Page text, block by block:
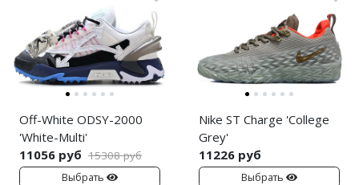
Off-White ODSY-2000
'White-Multi'
11056 руб 15308 руб
Выбрать
Nike ST Charge 'College
Grey'
11226 руб
Выбрать